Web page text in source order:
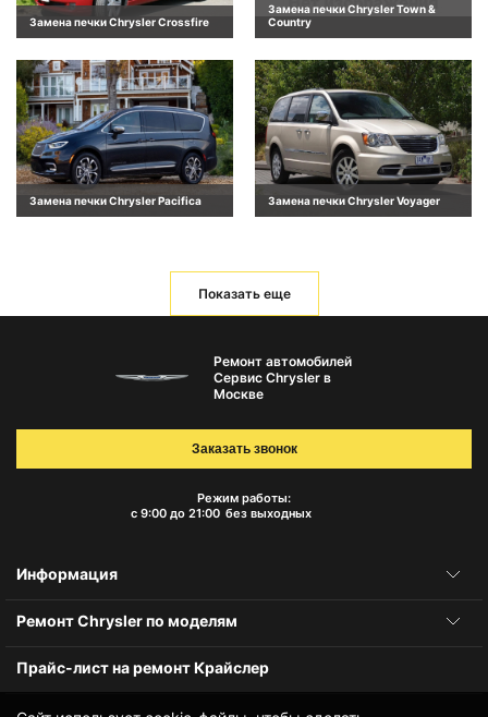
Замена печки Chrysler Crossfire
Замена печки Chrysler Town &
Country
Замена печки Chrysler Pacifica Замена печки Chrysler Voyager
Показать еще
Ремонт автомобилей
Сервис Chrysler в
Москве
Режим работы:
с 9:00 до 21:00 без выходных
Заказать звонок
Информация
Ремонт Chrysler по моделям
Прайс-лист на ремонт Крайслер